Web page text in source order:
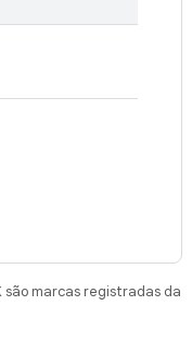
são marcas registradas da